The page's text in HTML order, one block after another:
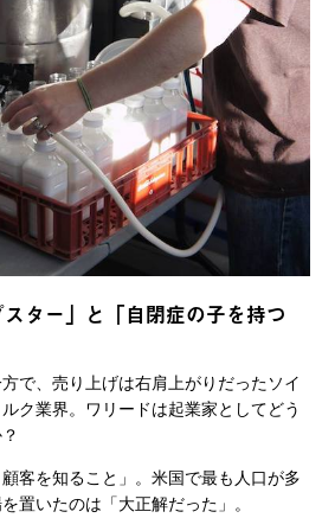
ター」と「自閉症の子を持つ
で、売り上げは右肩上がりだったソイ
ク業界。ワリードは起業家としてどう
顧客を知ること」。米国で最も人口が多
置いたのは「大正解だった」。